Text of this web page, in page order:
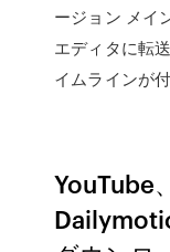
ージョン メイ
エディタに転
イムラインが
YouTube